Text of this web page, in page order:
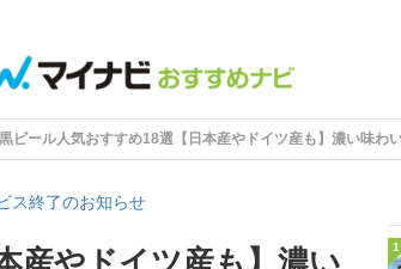
黒ビール人気おすすめ18選【日本産やドイツ産も】濃い味わ
ス終了のお知らせ
産やドイツ産も】濃い
1